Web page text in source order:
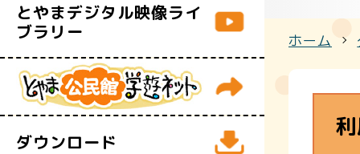
とやまデジタル映像ライ
ブラリー
ダウンロード
ホーム